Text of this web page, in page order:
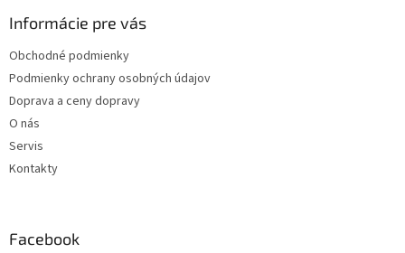
Informácie pre vás
Obchodné podmienky
Podmienky ochrany osobných údajov
Doprava a ceny dopravy
O nás
Servis
Kontakty
Facebook